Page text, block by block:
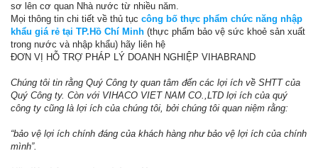
sơ lên cơ quan Nhà nước từ nhiều năm.
Mọi thông tin chi tiết về thủ tục công bố thực phẩm chức năng nhập
khẩu giá rẻ tại TP.Hồ Chí Minh (thực phẩm bảo vệ sức khoẻ sản xuất
trong nước và nhập khẩu) hãy liên hệ
ĐƠN VỊ HỖ TRỢ PHÁP LÝ DOANH NGHIỆP VIHABRAND
Chúng tôi tin rằng Quý Công ty quan tâm đến các lợi ích về SHTT của
Quý Công ty. Còn với VIHACO VIET NAM CO.,LTD lợi ích của quý
công ty cũng là lợi ích của chúng tôi, bởi chúng tôi quan niệm rằng:
“bảo vệ lợi ích chính đáng của khách hàng như bảo vệ lợi ích của chính
mình”.